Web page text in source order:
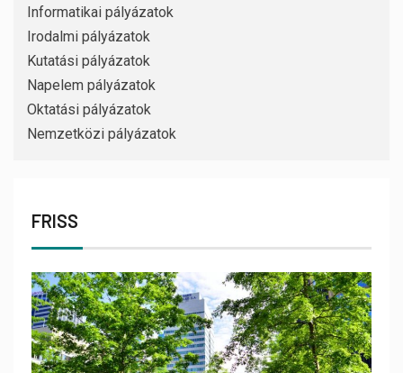
Informatikai pályázatok
Irodalmi pályázatok
Kutatási pályázatok
Napelem pályázatok
Oktatási pályázatok
Nemzetközi pályázatok
FRISS